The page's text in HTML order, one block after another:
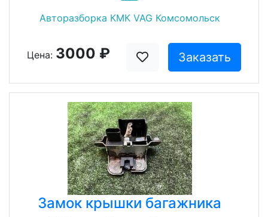
Авторазборка КМК VAG Комсомольск
Цена: 3000 ₽ Заказать
Замок крышки багажника